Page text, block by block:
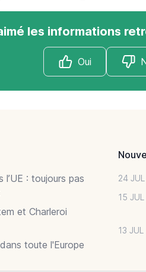
les informations
Oui
: toujours pas
et Charleroi
toute l'Europe
24 JUL
15 JUL
13 JUL